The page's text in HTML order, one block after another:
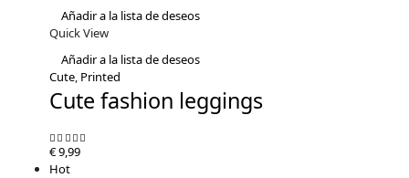
Añadir a la lista de deseos
Quick View
Añadir a la lista de deseos
Cute, Printed
Cute fashion leggings
4.81out of 5
€9,99
Hot